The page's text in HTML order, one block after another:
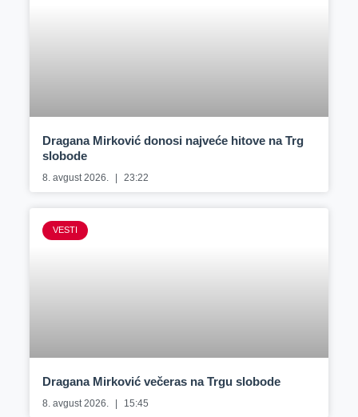
Dragana Mirković donosi najveće hitove na Trg
slobode
8. avgust 2026. 23:22
VESTI
Dragana Mirković večeras na Trgu slobode
8. avgust 2026. 15:45